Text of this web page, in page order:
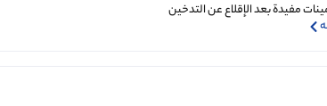
مفيدة بعد الإقلاع عن التدخين